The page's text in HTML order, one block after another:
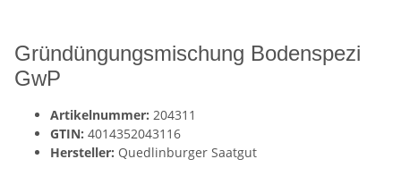
Gründüngungsmischung Bodenspezi
GwP
Artikelnummer: 204311
GTIN: 4014352043116
Hersteller: Quedlinburger Saatgut